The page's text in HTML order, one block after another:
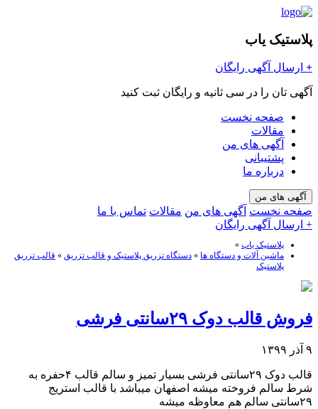
پلاستیک یاب
+ ارسال آگهی رایگان
آگهی تان را در سی ثانیه و رایگان ثبت کنید
صفحه نخست
مقالات
آگهی های من
پشتیبانی
درباره ما
آگهی های من
صفحه نخست آگهی های من مقالات تماس با ما
+ ارسال آگهی رایگان
پلاستیک یاب »
ماشین آلات و دستگاه ها » دستگاه تزریق پلاستیک و قالب تزریق » قالب تزریق
پلاستیک
فروش قالب دوک ۲۹سانتی فرشی
۹ آذر ۱۳۹۹
قالب دوک ۲۹سانتی فرشی بسیار تمیز و سالم قالب ۴حفره به
شرط سالم فروخته میشه اصفهان میباشد با قالب استریج
۲۹سانتی سالم هم معاوظه میشه